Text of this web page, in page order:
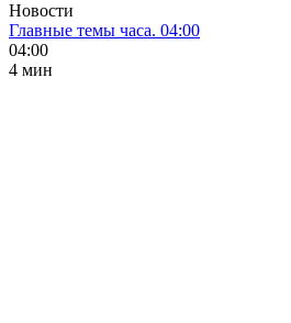
Новости
Главные темы часа. 04:00
04:00
4 мин